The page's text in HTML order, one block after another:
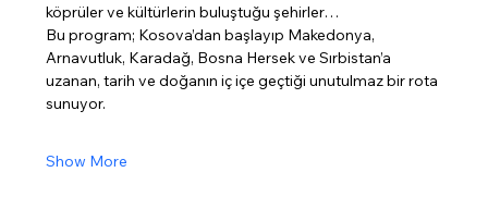
köprüler ve kültürlerin buluştuğu şehirler…
Bu program; Kosova’dan başlayıp Makedonya,
Arnavutluk, Karadağ, Bosna Hersek ve Sırbistan’a
uzanan, tarih ve doğanın iç içe geçtiği unutulmaz bir rota
sunuyor.
Show More